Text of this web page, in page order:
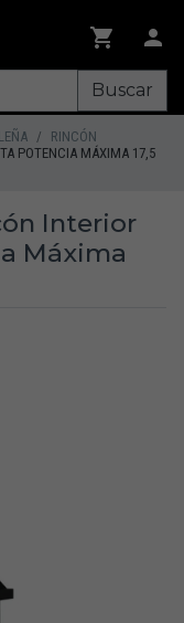
Buscar
RINCÓN
POTENCIA MÁXIMA 17,5
Interior
Máxima